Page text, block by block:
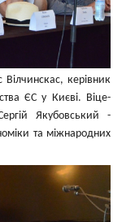
керівник
ЄС у Києві. Віце-
Якубовський -
та міжнародних